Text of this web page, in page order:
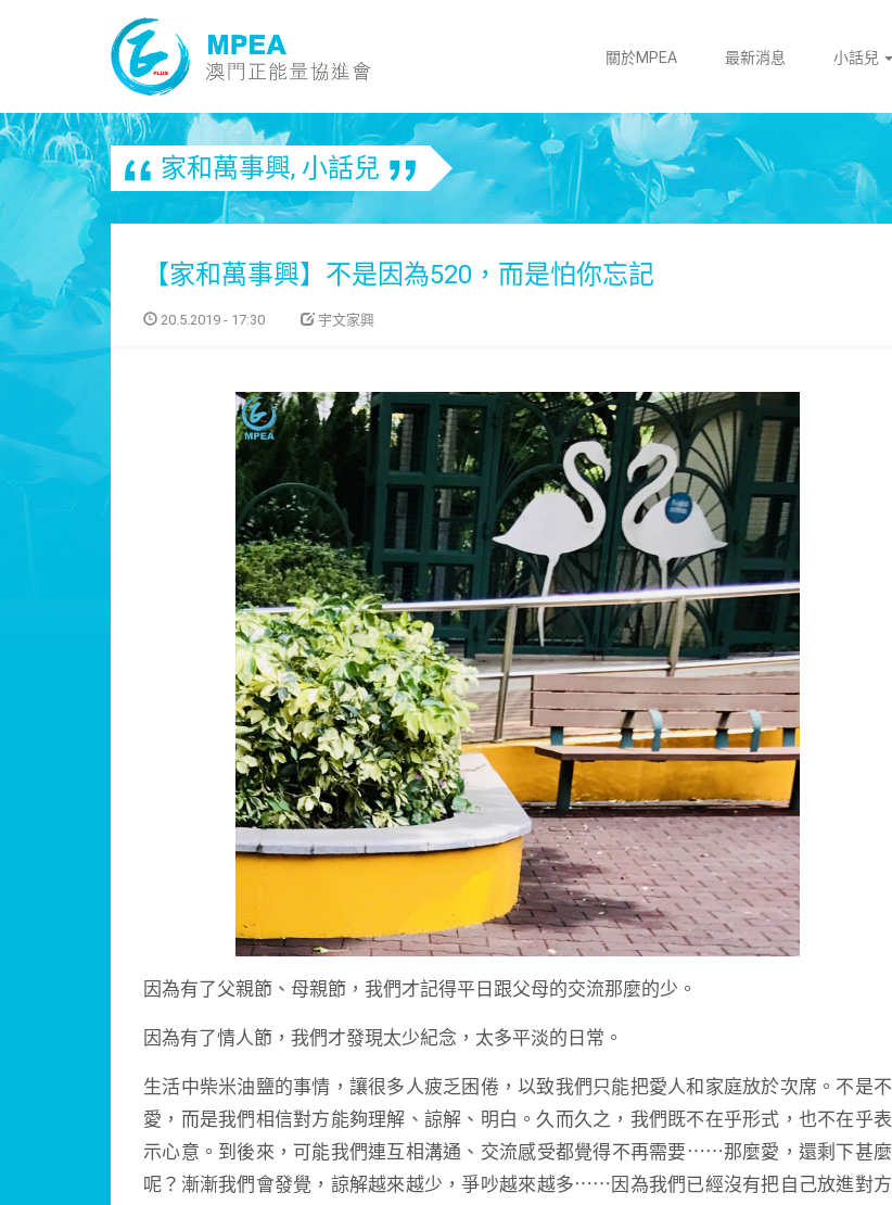
關於MPEA 最新消息 小話兒
家和萬事興, 小話兒
【家和萬事興】不是因為520，而是怕你忘記
20.5.2019 - 17:30 宇文家興
因為有了父親節、母親節，我們才記得平日跟父母的交流那麼的少。
因為有了情人節，我們才發現太少紀念，太多平淡的日常。
生活中柴米油鹽的事情，讓很多人疲乏困倦，以致我們只能把愛人和家庭放於次席。不是不
愛，而是我們相信對方能夠理解、諒解、明白。久而久之，我們既不在乎形式，也不在乎表
示心意。到後來，可能我們連互相溝通、交流感受都覺得不再需要⋯⋯那麼愛，還剩下甚麼
呢？漸漸我們會發覺，諒解越來越少，爭吵越來越多⋯⋯因為我們已經沒有把自己放進對方